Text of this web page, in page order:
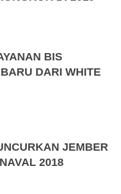
BIS
DARI WHITE
JEMBER
2018